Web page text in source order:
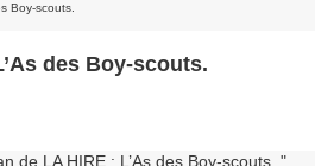
Boy-scouts.
des Boy-scouts.